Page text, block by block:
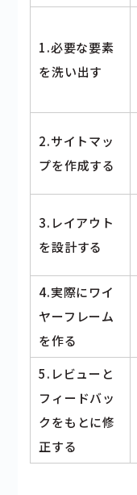
1.必要な要素
を洗い出す
2.サイトマッ
プを作成する
3.レイアウト
を設計する
4.実際にワイ
ヤーフレーム
を作る
5.レビューと
フィードバッ
クをもとに修
正する